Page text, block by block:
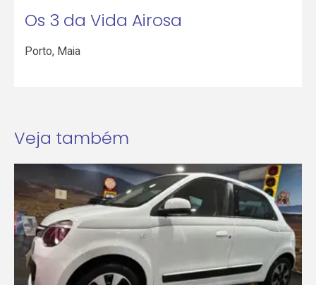
Os 3 da Vida Airosa
Porto, Maia
Veja também